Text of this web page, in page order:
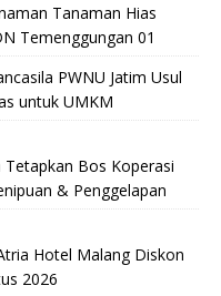
Tanaman Hias
Temenggungan 01
PWNU Jatim Usul
untuk UMKM
Bos Koperasi
& Penggelapan
Hotel Malang Diskon
2026